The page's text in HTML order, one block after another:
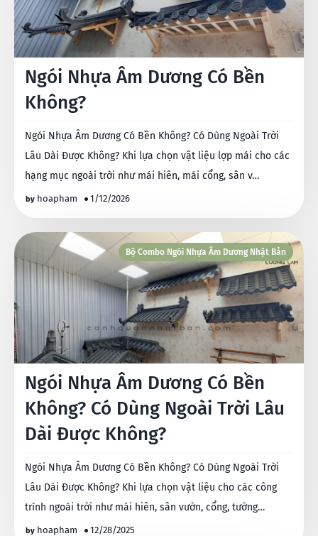
Ngói Nhựa Âm Dương Có Bền
Không?
Ngói Nhựa Âm Dương Có Bền Không? Có Dùng Ngoài Trời
Lâu Dài Được Không? Khi lựa chọn vật liệu lợp mái cho các
hạng mục ngoài trời như mái hiên, mái cổng, sân v…
hoapham 1/12/2026
Bộ Combo Ngói Nhựa Âm Dương Nhật Bản
Ngói Nhựa Âm Dương Có Bền
Không? Có Dùng Ngoài Trời Lâu
Dài Được Không?
Ngói Nhựa Âm Dương Có Bền Không? Có Dùng Ngoài Trời
Lâu Dài Được Không? Khi lựa chọn vật liệu cho các công
trình ngoài trời như mái hiên, sân vườn, cổng, tường…
hoapham 12/28/2025